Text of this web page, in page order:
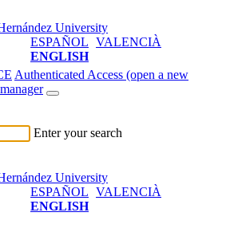
ESPAÑOL VALENCIÀ
ENGLISH
Authenticated Access (open a new
Enter your search
ESPAÑOL VALENCIÀ
ENGLISH